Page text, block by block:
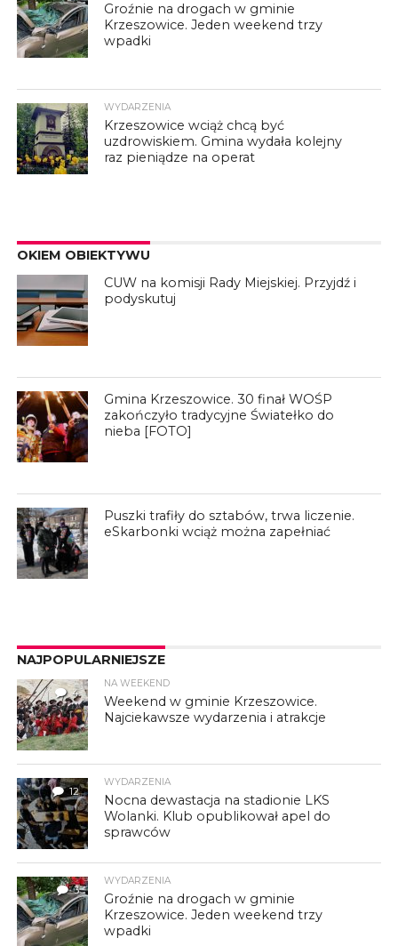
Groźnie na drogach w gminie
Krzeszowice. Jeden weekend trzy
wpadki
WYDARZENIA
Krzeszowice wciąż chcą być
uzdrowiskiem. Gmina wydała kolejny
raz pieniądze na operat
OKIEM OBIEKTYWU
CUW na komisji Rady Miejskiej. Przyjdź i
podyskutuj
Gmina Krzeszowice. 30 finał WOŚP
zakończyło tradycyjne Światełko do
nieba [FOTO]
Puszki trafiły do sztabów, trwa liczenie.
eSkarbonki wciąż można zapełniać
NAJPOPULARNIEJSZE
4
NA WEEKEND
Weekend w gminie Krzeszowice.
Najciekawsze wydarzenia i atrakcje
12
WYDARZENIA
Nocna dewastacja na stadionie LKS
Wolanki. Klub opublikował apel do
sprawców
3
WYDARZENIA
Groźnie na drogach w gminie
Krzeszowice. Jeden weekend trzy
wpadki